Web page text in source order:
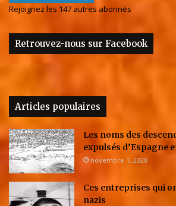
Rejoignez les 147 autres abonnés
Retrouvez-nous sur Facebook
Articles populaires
Les noms des
expulsés d’Espagne
novembre 1, 2020
Ces entreprises qui
nazis